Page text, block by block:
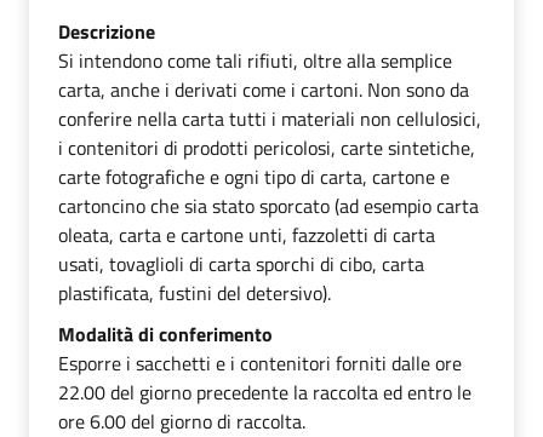
Descrizione
Si intendono come tali rifiuti, oltre alla semplice
carta, anche i derivati come i cartoni. Non sono da
conferire nella carta tutti i materiali non cellulosici,
i contenitori di prodotti pericolosi, carte sintetiche,
carte fotografiche e ogni tipo di carta, cartone e
cartoncino che sia stato sporcato (ad esempio carta
oleata, carta e cartone unti, fazzoletti di carta
usati, tovaglioli di carta sporchi di cibo, carta
plastificata, fustini del detersivo).
Modalità di conferimento
Esporre i sacchetti e i contenitori forniti dalle ore
22.00 del giorno precedente la raccolta ed entro le
ore 6.00 del giorno di raccolta.